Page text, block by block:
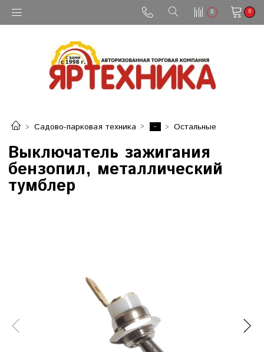
0 0
Садово-парковая техника - Остальные
Выключатель зажигания
бензопил, металлический
тумблер